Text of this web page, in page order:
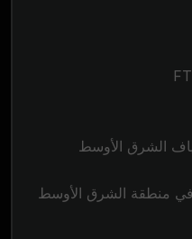
الشرق الأوسط
في منطقة الشرق الأوسط